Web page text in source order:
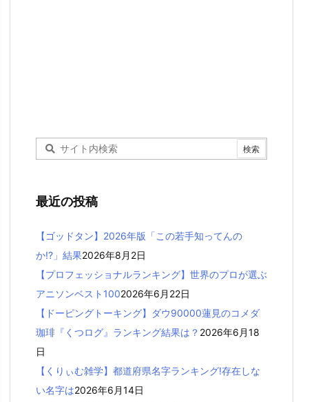
最近の投稿
【ゴッドタン】2026年版「この若手知ってんの
か!?」結果2026年8月2日
【プロフェッショナルランキング】世界のプロが選ぶ
アニソンベスト1002026年6月22日
【ドーピングトーキング】ダウ90000蓮見のコメダ
珈琲『くつログ』ランキング結果は？ 2026年6月18
日
【くりぃむ雑学】都道府県名字ランキング!存在しな
い名字は2026年6月14日